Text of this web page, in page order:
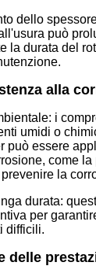
dello
può
la durata del
alla
i
umidi o
può essere
come
la
durata:
per
difficili.
delle